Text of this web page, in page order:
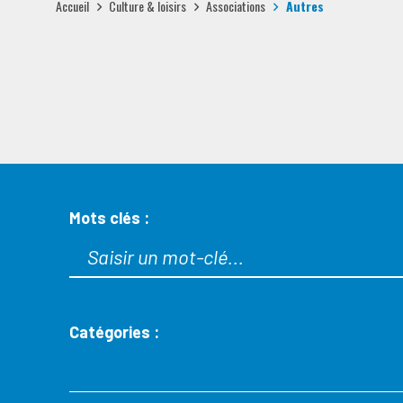
Accueil Culture & loisirs Associations Autres
Mots clés :
Catégories :